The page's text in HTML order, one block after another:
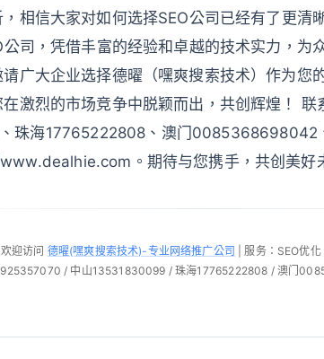
相信大家对如何选择SEO公司已经有了更清
司，凭借丰富的经验和卓越的技术实力，为
广大企业选择德曜（嘿爽搜索技术）作为您
激烈的市场竞争中脱颖而出，共创辉煌！
珠海17765222808、澳门0085368698042
。期待与您携手，共创美好
迎访问 德曜(嘿爽搜索技术)-专业网络推广公司
| 服务：SEO优
/ 中山13531830099 / 珠海17765222808 / 澳门